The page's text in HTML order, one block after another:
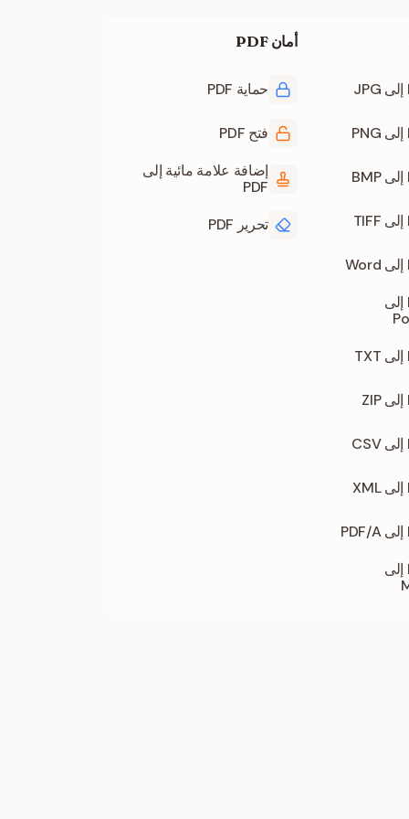
تحويل PDF إلى
تحويل PDF إلى
أمان PDF
حماية PDF
فتح PDF
إضافة علامة مائية إلى
PDF
تحرير PDF